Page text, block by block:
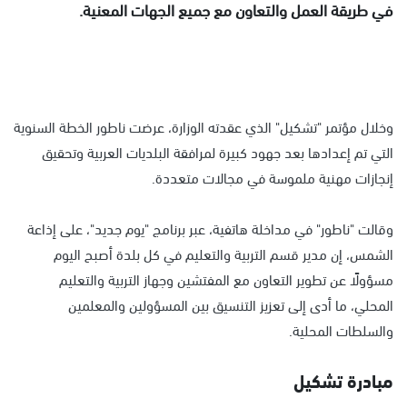
في طريقة العمل والتعاون مع جميع الجهات المعنية.
وخلال مؤتمر "تشكيل" الذي عقدته الوزارة، عرضت ناطور الخطة السنوية
التي تم إعدادها بعد جهود كبيرة لمرافقة البلديات العربية وتحقيق
إنجازات مهنية ملموسة في مجالات متعددة.
وقالت "ناطور" في مداخلة هاتفية، عبر برنامج "يوم جديد"، على إذاعة
الشمس، إن مدير قسم التربية والتعليم في كل بلدة أصبح اليوم
مسؤولًا عن تطوير التعاون مع المفتشين وجهاز التربية والتعليم
المحلي، ما أدى إلى تعزيز التنسيق بين المسؤولين والمعلمين
والسلطات المحلية.
مبادرة تشكيل